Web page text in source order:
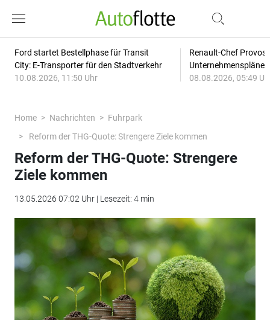
Ford startet Bestellphase für Transit
City: E-Transporter für den Stadtverkehr
10.08.2026, 11:50 Uhr
Renault-Chef
08.08.2026, 05:49
Home Nachrichten
Fuhrpark
Reform der THG-Quote: Strengere Ziele kommen
Reform der THG-Quote: Strengere
Ziele kommen
13.05.2026 07:02 Uhr | Lesezeit: 4 min